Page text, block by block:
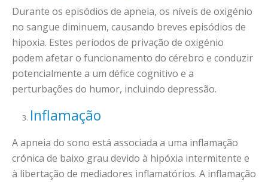
Durante os episódios de apneia, os níveis de oxigénio
no sangue diminuem, causando breves episódios de
hipoxia. Estes períodos de privação de oxigénio
podem afetar o funcionamento do cérebro e conduzir
potencialmente a um défice cognitivo e a
perturbações do humor, incluindo depressão.
Inflamação
A apneia do sono está associada a uma inflamação
crónica de baixo grau devido à hipóxia intermitente e
à libertação de mediadores inflamatórios. A inflamação